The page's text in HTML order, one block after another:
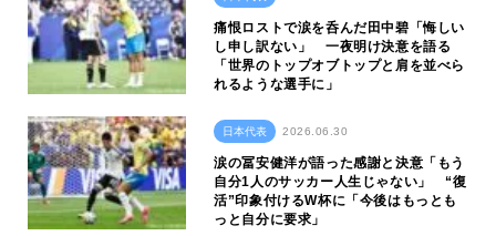
痛恨ロストで涙を呑んだ田中碧「悔しい
し申し訳ない」 一夜明け決意を語る
「世界のトップオブトップと肩を並べら
れるような選手に」
日本代表 2026.06.30
涙の冨安健洋が語った感謝と決意「もう
自分1人のサッカー人生じゃない」 “復
活”印象付けるW杯に「今後はもっとも
っと自分に要求」